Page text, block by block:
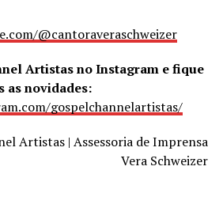
@cantoraveraschweizer
Artistas no Instagram e fique
as novidades:
gospelchannelartistas/
Artistas | Assessoria de Imprensa
Vera Schweizer